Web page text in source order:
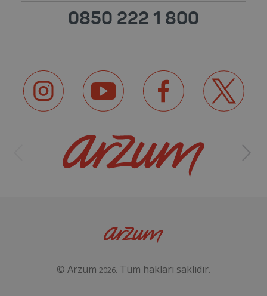
0850 222 1 800
© Arzum 2026. Tüm hakları saklıdır.